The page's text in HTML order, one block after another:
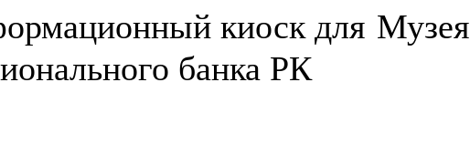
киоск для Музея
банка РК